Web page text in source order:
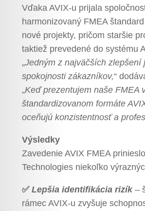
Vďaka AVIX-u prijala
harmonizovaný FMEA
nové projekty, pričom staršie
taktiež prevedené do systému
„Jedným z najväčších zlepšení
spokojnosti zákazníkov,“
„Keď prezentujem naše FMEA
štandardizovanom formáte
oceňujú konzistentnosť a
Výsledky
Zavedenie AVIX FMEA
Technologies niekoľko
✅ Lepšia identifikácia rizík –
rámec AVIX-u zvyšuje